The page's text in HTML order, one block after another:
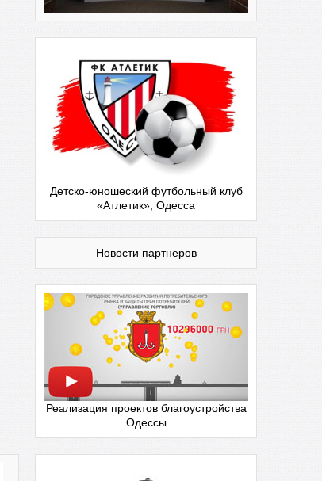
Детско-юношеский футбольный клуб
«Атлетик», Одесса
Новости партнеров
Реализация проектов благоустройства
Одессы